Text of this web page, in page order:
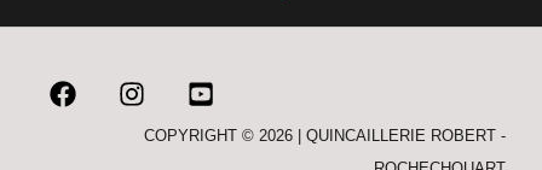
COPYRIGHT © 2026 | QUINCAILLERIE ROBERT -